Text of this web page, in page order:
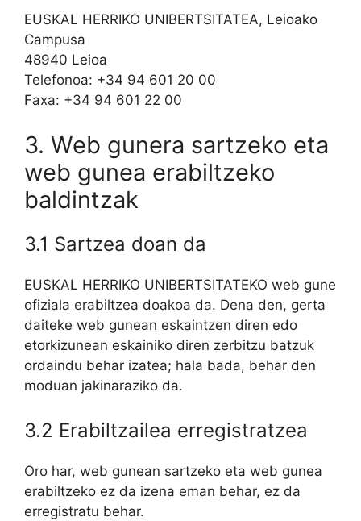
EUSKAL HERRIKO UNIBERTSITATEA, Leioako
Campusa
48940 Leioa
Telefonoa: +34 94 601 20 00
Faxa: +34 94 601 22 00
3. Web gunera sartzeko eta
web gunea erabiltzeko
baldintzak
3.1 Sartzea doan da
EUSKAL HERRIKO UNIBERTSITATEKO web gune
ofiziala erabiltzea doakoa da. Dena den, gerta
daiteke web gunean eskaintzen diren edo
etorkizunean eskainiko diren zerbitzu batzuk
ordaindu behar izatea; hala bada, behar den
moduan jakinaraziko da.
3.2 Erabiltzailea erregistratzea
Oro har, web gunean sartzeko eta web gunea
erabiltzeko ez da izena eman behar, ez da
erregistratu behar.